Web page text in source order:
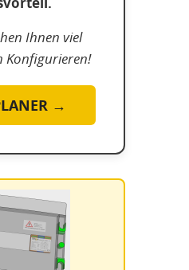
Ihnen viel
Konfigurieren!
→